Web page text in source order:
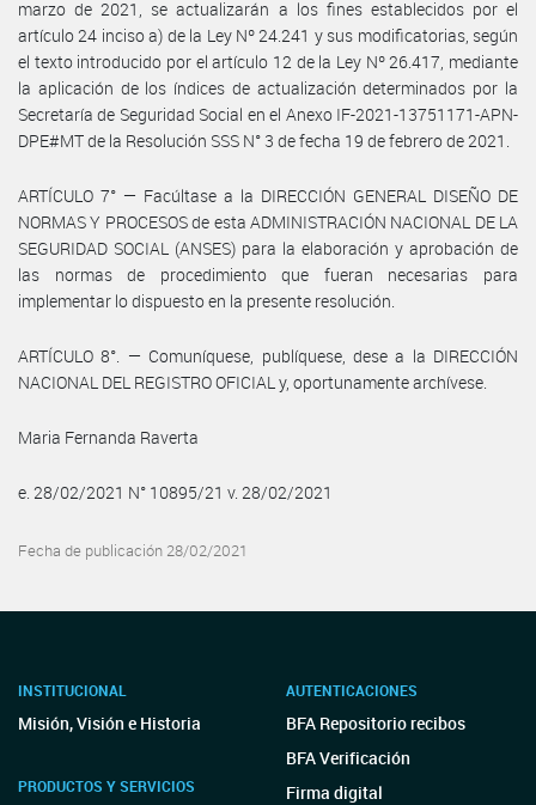
marzo de 2021, se actualizarán a los fines establecidos por el
artículo 24 inciso a) de la Ley Nº 24.241 y sus modificatorias, según
el texto introducido por el artículo 12 de la Ley Nº 26.417, mediante
la aplicación de los índices de actualización determinados por la
Secretaría de Seguridad Social en el Anexo IF-2021-13751171-APN-
DPE#MT de la Resolución SSS N° 3 de fecha 19 de febrero de 2021.
ARTÍCULO 7° — Facúltase a la DIRECCIÓN GENERAL DISEÑO DE
NORMAS Y PROCESOS de esta ADMINISTRACIÓN NACIONAL DE LA
SEGURIDAD SOCIAL (ANSES) para la elaboración y aprobación de
las normas de procedimiento que fueran necesarias para
implementar lo dispuesto en la presente resolución.
ARTÍCULO 8°. — Comuníquese, publíquese, dese a la DIRECCIÓN
NACIONAL DEL REGISTRO OFICIAL y, oportunamente archívese.
Maria Fernanda Raverta
e. 28/02/2021 N° 10895/21 v. 28/02/2021
Fecha de publicación 28/02/2021
INSTITUCIONAL
Misión, Visión e Historia
PRODUCTOS Y SERVICIOS
AUTENTICACIONES
BFA Repositorio recibos
BFA Verificación
Firma digital